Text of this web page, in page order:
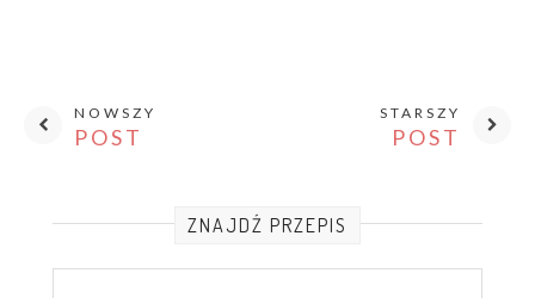
NOWSZY
POST
STARSZY
POST
ZNAJDŹ PRZEPIS